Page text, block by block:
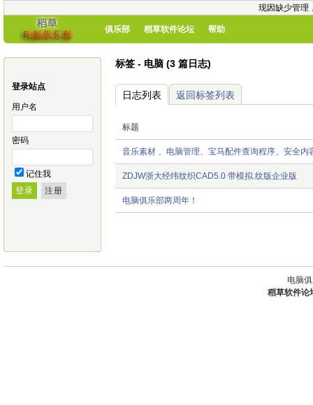
现因缺少管理
俱乐部 稻草软件论坛 帮助
登录站点
用户名
密码
记住我
标签 - 电脑 (3 篇日志)
日志列表 返回标签列表
标题
音乐素材 、电脑管理、宝马配件查询程序、安全内
ZDJW浙大经纬纹织CAD5.0 带模拟.纹版企业版
电脑俱乐部两周年！
电脑
稻草软件论